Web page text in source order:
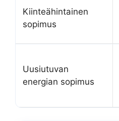
Kiinteähintainen
sopimus
Uusiutuvan
energian sopimus